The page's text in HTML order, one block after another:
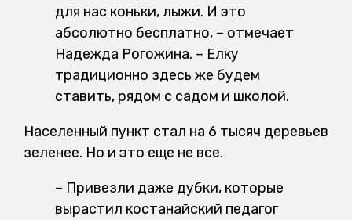
для нас коньки, лыжи. И это
абсолютно бесплатно, – отмечает
Надежда Рогожина. – Елку
традиционно здесь же будем
ставить, рядом с садом и школой.
Населенный пункт стал на 6 тысяч деревьев
зеленее. Но и это еще не все.
– Привезли даже дубки, которые
вырастил костанайский педагог